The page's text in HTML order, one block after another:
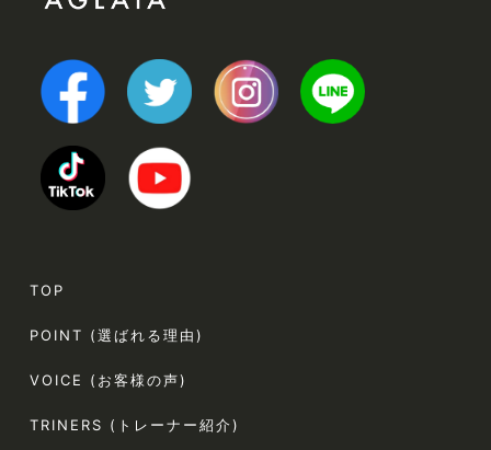
TOP
POINT (選ばれる理由)
VOICE (お客様の声)
TRINERS (トレーナー紹介)